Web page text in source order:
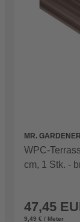
MR. GARDENER
WPC-
cm, 1 Stk. -
47,45
9,49 € / Meter